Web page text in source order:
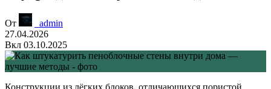
От
_admin
27.04.2026
Вкл 03.10.2025
Конструкции из лёгких блоков, отличающихся пористой